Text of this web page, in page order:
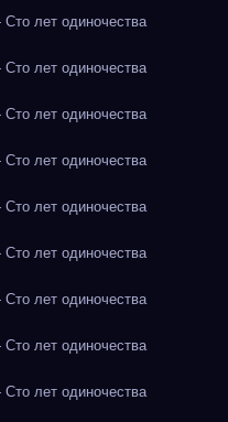
лет одиночества
лет одиночества
лет одиночества
лет одиночества
лет одиночества
лет одиночества
лет одиночества
лет одиночества
лет одиночества